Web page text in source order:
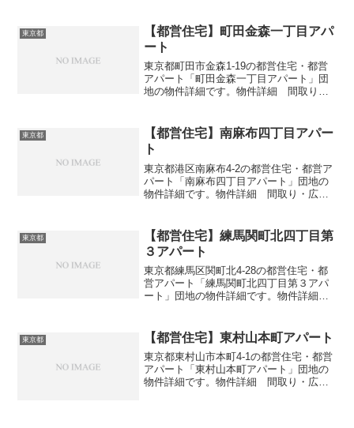
町北2-34間取り3DK広さ・面積63㎡建設
年度築年数1...
東京都
【都営住宅】町田金森一丁目アパ
ート
東京都町田市金森1-19の都営住宅・都営
アパート「町田金森一丁目アパート」団
地の物件詳細です。物件詳細 間取り・
1DK-4DK広さ・面積42-74㎡建設年度築年
数19...
東京都
【都営住宅】南麻布四丁目アパー
ト
東京都港区南麻布4-2の都営住宅・都営ア
パート「南麻布四丁目アパート」団地の
物件詳細です。物件詳細 間取り・広さ
さ・面積32-38㎡建設年度築年数1965-
19...
東京都
【都営住宅】練馬関町北四丁目第
３アパート
東京都練馬区関町北4-28の都営住宅・都
営アパート「練馬関町北四丁目第３アパ
ート」団地の物件詳細です。物件詳細
町北4-28間取り1DK-3DK広さ・面積37-62
㎡建...
東京都 【都営住宅】東村山本町アパート
東京都東村山市本町4-1の都営住宅・都営
アパート「東村山本町アパート」団地の
物件詳細です。物件詳細 間取り・広さ